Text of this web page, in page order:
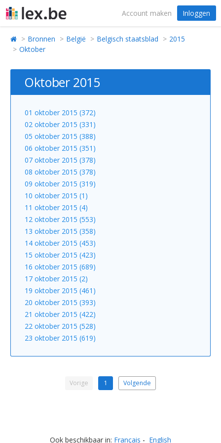
Account maken Inloggen
Bronnen België Belgisch staatsblad
2015
Oktober
Oktober 2015
01 oktober 2015 (372)
02 oktober 2015 (331)
05 oktober 2015 (388)
06 oktober 2015 (351)
07 oktober 2015 (378)
08 oktober 2015 (378)
09 oktober 2015 (319)
10 oktober 2015 (1)
11 oktober 2015 (4)
12 oktober 2015 (553)
13 oktober 2015 (358)
14 oktober 2015 (453)
15 oktober 2015 (423)
16 oktober 2015 (689)
17 oktober 2015 (2)
19 oktober 2015 (461)
20 oktober 2015 (393)
21 oktober 2015 (422)
22 oktober 2015 (528)
23 oktober 2015 (619)
Vorige 1 Volgende
Ook beschikbaar in: Français English